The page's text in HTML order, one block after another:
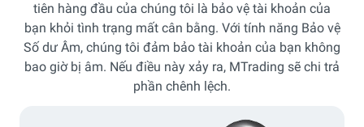
tiên hàng đầu của chúng tôi là bảo vệ tài khoản của
bạn khỏi tình trạng mất cân bằng. Với tính năng Bảo vệ
Số dư Âm, chúng tôi đảm bảo tài khoản của bạn không
bao giờ bị âm. Nếu điều này xảy ra, MTrading sẽ chi trả
phần chênh lệch.